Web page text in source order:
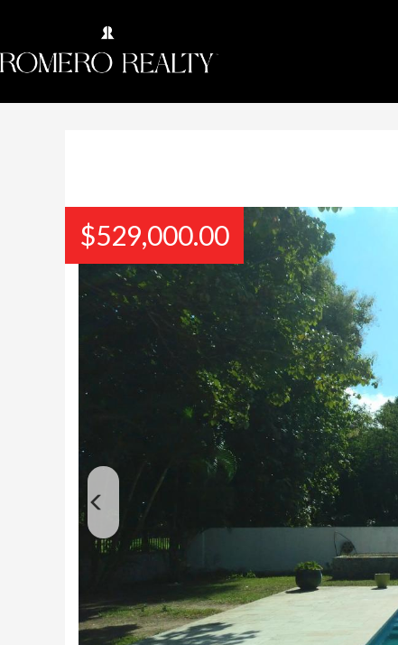
$529,000.00